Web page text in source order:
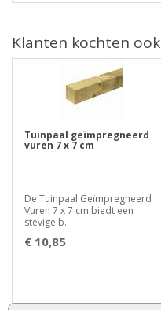
Klanten kochten ook
Tuinpaal geïmpregneerd
vuren 7 x 7 cm
De Tuinpaal Geïmpregneerd
Vuren 7 x 7 cm biedt een
stevige b..
€ 10,85